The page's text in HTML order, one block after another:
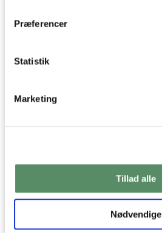
Præferencer
Statistik
Marketing
Tillad alle
Nødvendige
27. marts 2026 kl. 20:13
Annette
Ann-Christine: